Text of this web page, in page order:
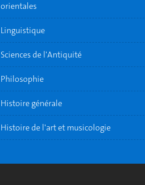
orientales
Linguistique
Sciences de l'Antiquité
Philosophie
Histoire générale
Histoire de l'art et musicologie